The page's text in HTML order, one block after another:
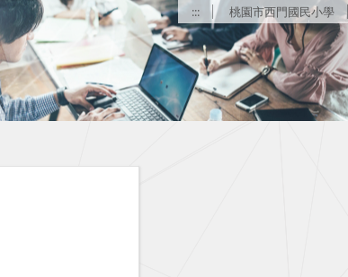
::: 桃園市西門國民小學